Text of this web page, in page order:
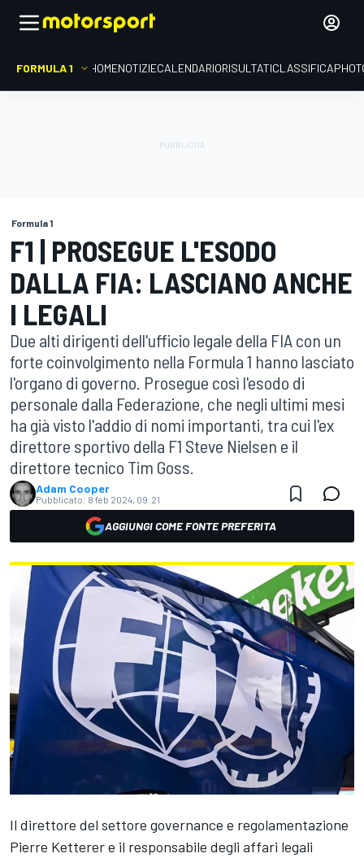
FORMULA 1 HOMENOTIZIECALENDARIORISULTATICLASSIFICA
Formula 1
F1 | PROSEGUE L'ESODO
DALLA FIA: LASCIANO ANCHE
I LEGALI
Due alti dirigenti dell'ufficio legale della FIA con un
forte coinvolgimento nella Formula 1 hanno lasciato
l'organo di governo. Prosegue così l'esodo di
personale dalla Federazione, che negli ultimi mesi
ha già visto l'addio di nomi importanti, tra cui l'ex
direttore sportivo della F1 Steve Nielsen e il
direttore tecnico Tim Goss.
Adam Cooper
Pubblicato: 8 feb 2024, 09:21
AGGIUNGI COME FONTE PREFERITA
Il direttore del settore governance e regolamentazione
Pierre Ketterer e il responsabile degli affari legali